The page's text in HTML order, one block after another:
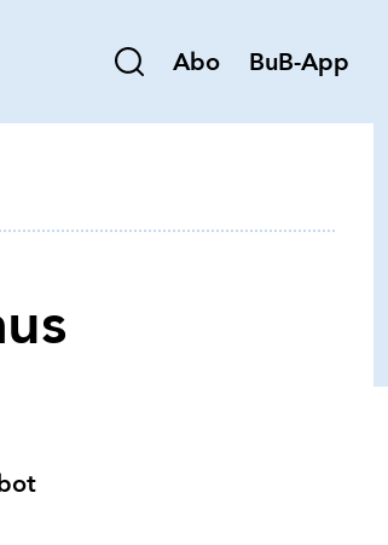
Abo BuB-App